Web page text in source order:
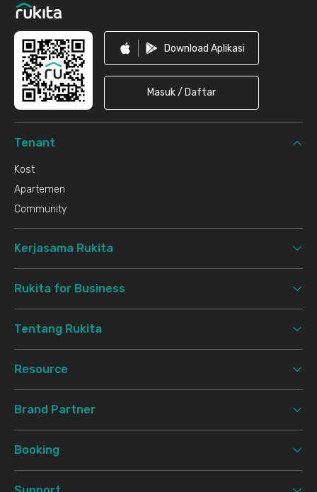
Download Aplikasi
Masuk / Daftar
Tenant
Kost
Apartemen
Community
Kerjasama Rukita
Rukita for Business
Tentang Rukita
Resource
Brand Partner
Booking